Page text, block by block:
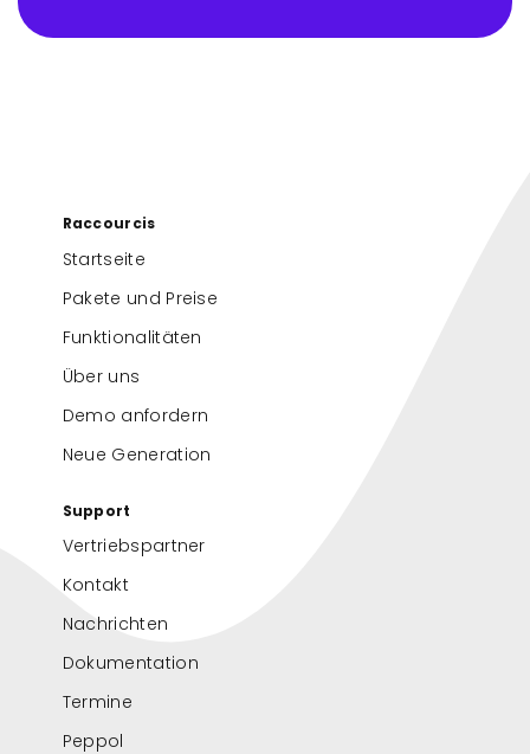
Raccourcis
Startseite
Pakete und Preise
Funktionalitäten
Über uns
Demo anfordern
Neue Generation
Support
Vertriebspartner
Kontakt
Nachrichten
Dokumentation
Termine
Peppol